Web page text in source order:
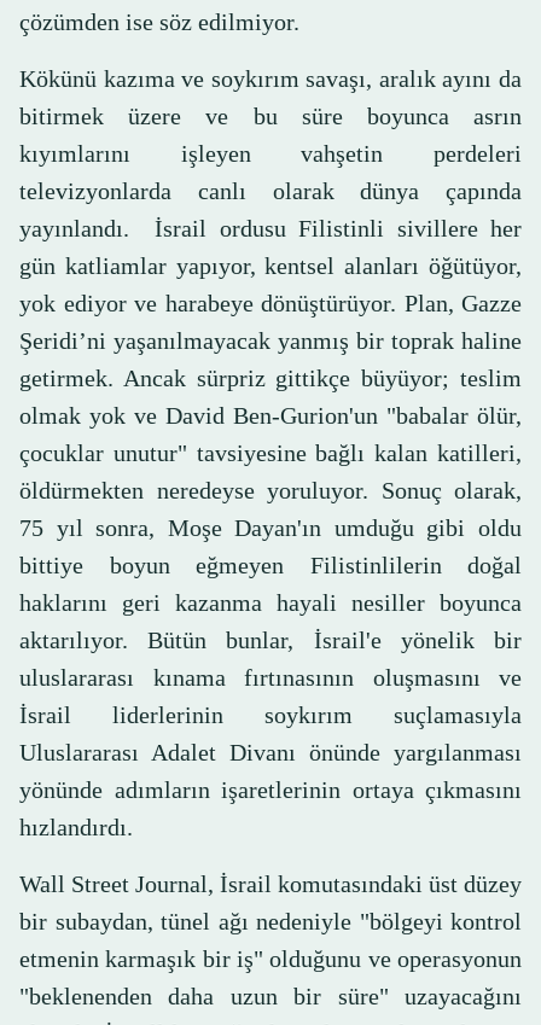
çözümden ise söz edilmiyor.
Kökünü kazıma ve soykırım savaşı, aralık ayını da
bitirmek üzere ve bu süre boyunca asrın
kıyımlarını işleyen vahşetin perdeleri
televizyonlarda canlı olarak dünya çapında
yayınlandı. İsrail ordusu Filistinli sivillere her
gün katliamlar yapıyor, kentsel alanları öğütüyor,
yok ediyor ve harabeye dönüştürüyor. Plan, Gazze
Şeridi’ni yaşanılmayacak yanmış bir toprak haline
getirmek. Ancak sürpriz gittikçe büyüyor; teslim
olmak yok ve David Ben-Gurion'un "babalar ölür,
çocuklar unutur" tavsiyesine bağlı kalan katilleri,
öldürmekten neredeyse yoruluyor. Sonuç olarak,
75 yıl sonra, Moşe Dayan'ın umduğu gibi oldu
bittiye boyun eğmeyen Filistinlilerin doğal
haklarını geri kazanma hayali nesiller boyunca
aktarılıyor. Bütün bunlar, İsrail'e yönelik bir
uluslararası kınama fırtınasının oluşmasını ve
İsrail liderlerinin soykırım suçlamasıyla
Uluslararası Adalet Divanı önünde yargılanması
yönünde adımların işaretlerinin ortaya çıkmasını
hızlandırdı.
Wall Street Journal, İsrail komutasındaki üst düzey
bir subaydan, tünel ağı nedeniyle "bölgeyi kontrol
etmenin karmaşık bir iş" olduğunu ve operasyonun
"beklenenden daha uzun bir süre" uzayacağını